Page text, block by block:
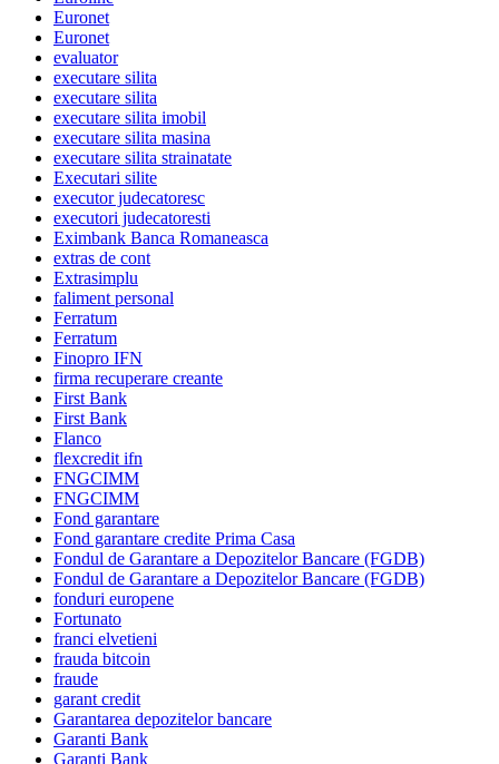
Euronet
Euronet
evaluator
executare silita
executare silita
executare silita imobil
executare silita masina
executare silita strainatate
Executari silite
executor judecatoresc
executori judecatoresti
Eximbank Banca Romaneasca
extras de cont
Extrasimplu
faliment personal
Ferratum
Ferratum
Finopro IFN
firma recuperare creante
First Bank
First Bank
Flanco
flexcredit ifn
FNGCIMM
FNGCIMM
Fond garantare
Fond garantare credite Prima Casa
Fondul de Garantare a Depozitelor Bancare (FGDB)
Fondul de Garantare a Depozitelor Bancare (FGDB)
fonduri europene
Fortunato
franci elvetieni
frauda bitcoin
fraude
garant credit
Garantarea depozitelor bancare
Garanti Bank
Garanti Bank